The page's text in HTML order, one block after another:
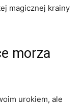
magicznej krainy⁣
morza
‌urokiem,⁤ ale